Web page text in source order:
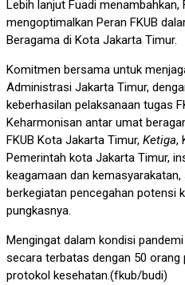
Lebih lanjut Fuadi menambahkan,
mengoptimalkan Peran FKUB
Beragama di Kota Jakarta Timur.
Komitmen bersama untuk
Administrasi Jakarta Timur,
keberhasilan pelaksanaan tugas
Keharmonisan antar umat
FKUB Kota Jakarta Timur, Ketiga,
Pemerintah kota Jakarta Timur,
keagamaan dan kemasyarakatan,
berkegiatan pencegahan potensi
pungkasnya.
Mengingat dalam kondisi
secara terbatas dengan 50 orang
protokol kesehatan.(fkub/budi)